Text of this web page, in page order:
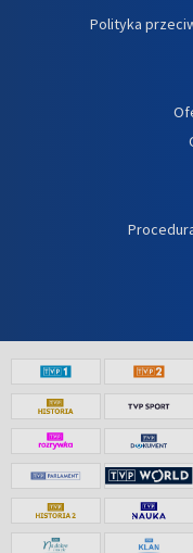
Polityka